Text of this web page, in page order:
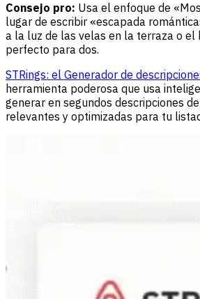
Consejo pro: Usa el enfoque de
lugar de escribir «escapada
a la luz de las velas en la terraza o el
perfecto para dos.
STRings: el Generador de
herramienta poderosa que usa
generar en segundos descripciones
relevantes y optimizadas para tu